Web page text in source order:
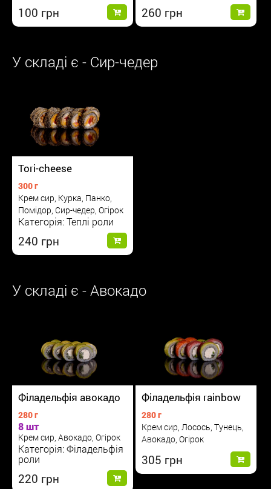
100 260
У складі є - Сир-чедер
Tori-cheese
300 г
Крем сир, Курка, Панко,
Помідор, Сир-чедер, Огірок
Категорія: Теплі роли
240
У складі є - Авокадо
Філадельфія авокадо
280 г
8 шт
Крем сир, Авокадо, Огірок
Категорія: Філадельфія
роли
220
Філадельфія rainbow
280 г
Крем сир, Лосось, Тунець,
Авокадо, Огірок
305